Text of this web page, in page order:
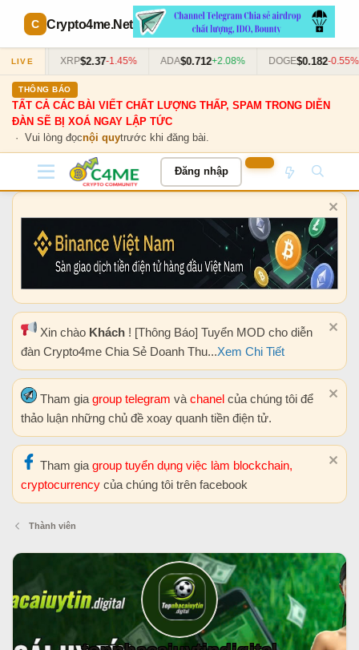
Crypto4me.Net
LIVE XRP$2.37-1.45% ADA$0.712+2.08% DOGE$0.182-0.55%
THÔNG BÁO
TẤT CẢ CÁC BÀI VIẾT CHẤT LƯỢNG THẤP, SPAM TRONG DIỄN
ĐÀN SẼ BỊ XOÁ NGAY LẬP TỨC
· Vui lòng đọcnội quytrước khi đăng bài.
Đăng nhập
Xin chào Khách ! [Thông Báo] Tuyển MOD cho diễn
đàn Crypto4me Chia Sẻ Doanh Thu...Xem Chi Tiết
Tham gia group telegram và chanel của chúng tôi để
thảo luận những chủ đề xoay quanh tiền điện tử.
Tham gia group tuyển dụng việc làm blockchain,
cryptocurrency của chúng tôi trên facebook
Thành viên